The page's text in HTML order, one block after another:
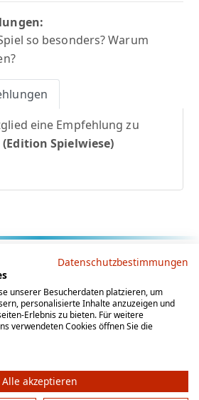
so besonders? Warum
eine Empfehlung zu
Spielwiese)
Datenschutz
Impressum
Datenschutzbestimmungen
unserer Besucherdaten platzieren, um
personalisierte Inhalte anzuzeigen und
Erlebnis zu bieten. Für weitere
verwendeten Cookies öffnen Sie die
Alle akzeptieren